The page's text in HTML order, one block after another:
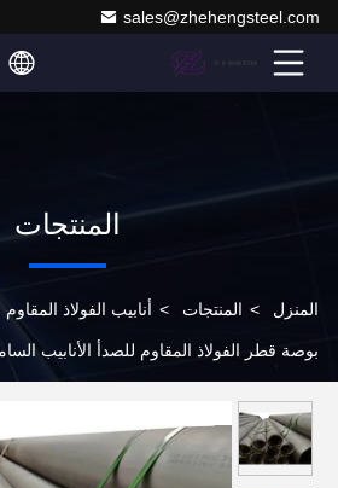
sales@zhehengsteel.com
المنتجات
المنزل > المنتجات > أنابيب الفولاذ